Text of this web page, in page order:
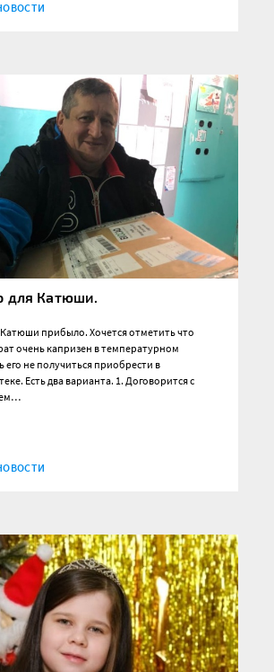
для Катюши.
Катюши прибыло. Хочется отметить что
очень капризен в температурном
его не получиться приобрести в
Есть два варианта. 1. Договорится с